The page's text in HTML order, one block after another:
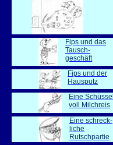
Fips und das
Tausch-
geschäft
Fips und der
Hausputz
Eine Schüssel
voll Milchreis
Eine schreck-
liche
Rutschpartie